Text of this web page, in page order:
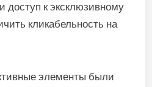
доступ к эксклюзивному
кликабельность на
элементы были